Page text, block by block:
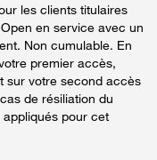
les clients titulaires
en service avec un
Non cumulable. En
premier accès,
sur votre second accès
de résiliation du
pour cet